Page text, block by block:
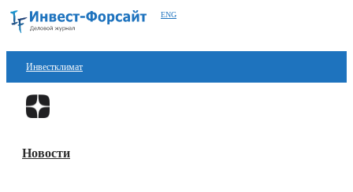
ENG
Инвестклимат
Финансы
Блокчейн
Новости